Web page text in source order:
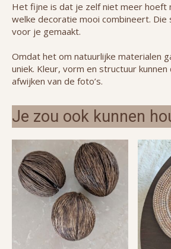
Het fijne is dat je zelf niet meer hoeft
welke decoratie mooi combineert. Die
voor je gemaakt.
Omdat het om natuurlijke materialen
uniek. Kleur, vorm en structuur
afwijken van de foto’s.
Je zou ook kunnen